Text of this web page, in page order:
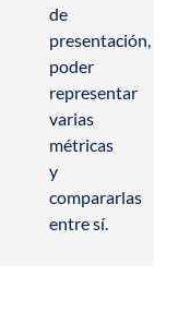
de
presentación,
poder
representar
varias
métricas
y
compararlas
entre sí.